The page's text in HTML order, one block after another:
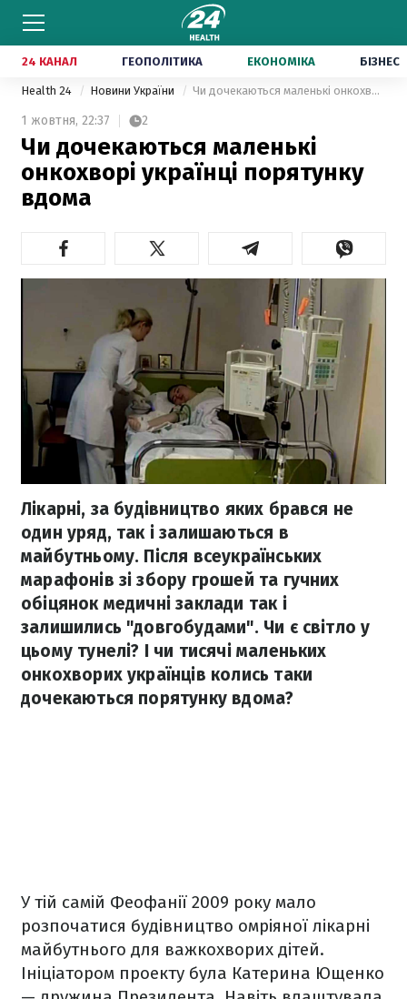
24 КАНАЛ ГЕОПОЛІТИКА ЕКОНОМІКА БІЗНЕС
Health 24 Новини України Чи дочекаються маленькі онкохворі українці порятунку вдома
1 жовтня, 22:37 2
Чи дочекаються маленькі
онкохворі українці порятунку
вдома
Лікарні, за будівництво яких брався не
один уряд, так і залишаються в
майбутньому. Після всеукраїнських
марафонів зі збору грошей та гучних
обіцянок медичні заклади так і
залишились "довгобудами". Чи є світло у
цьому тунелі? І чи тисячі маленьких
онкохворих українців колись таки
дочекаються порятунку вдома?
У тій самій Феофанії 2009 року мало
розпочатися будівництво омріяної лікарні
майбутнього для важкохворих дітей.
Ініціатором проекту була Катерина Ющенко